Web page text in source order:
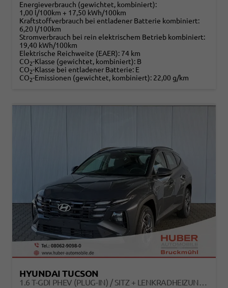
Energieverbrauch (gewichtet, kombiniert):
1,00 l/100km + 17,50 kWh/100km
Kraftstoffverbrauch bei entladener Batterie kombiniert:
6,20 l/100km
Stromverbrauch bei rein elektrischem Betrieb kombiniert:
19,40 kWh/100km
Elektrische Reichweite (EAER): 74 km
CO2-Klasse (gewichtet, kombiniert): B
CO2-Klasse bei entladener Batterie: E
CO2-Emissionen (gewichtet, kombiniert): 22,00 g/km
HYUNDAI TUCSON
1.6 T-GDI PHEV (PLUG-IN) / SITZ + LENKRADHEIZUNG TEMPOMAT NAVI ALU 17/ LED KEYLESS